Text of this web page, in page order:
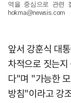
역을 중심으로 관련
hokma@newsis.com
앞서 강훈식 대
차적으로 짓는
다"며 "가능한
방침"이라고 강